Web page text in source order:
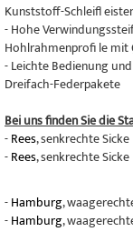
Kunststoff-Schleifl
- Hohe
Hohlrahmenprofi le
- Leichte Bedienung
Dreifach-Federpakete
Bei uns finden Sie die
-Rees, senkrechte
-Rees, senkrechte
-Hamburg,
-Hamburg,